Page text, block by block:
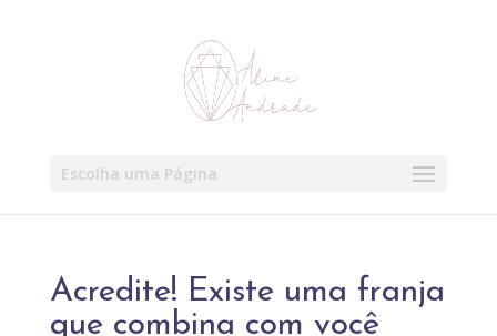
Escolha uma Página
Acredite! Existe uma franja
que combina com você